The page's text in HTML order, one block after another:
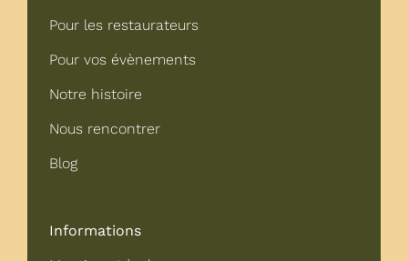
Pour les restaurateurs
Pour vos évènements
Notre histoire
Nous rencontrer
Blog
Informations